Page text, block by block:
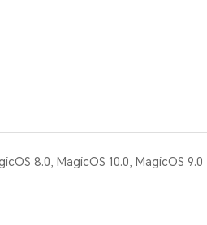
8.0, MagicOS 10.0, MagicOS 9.0